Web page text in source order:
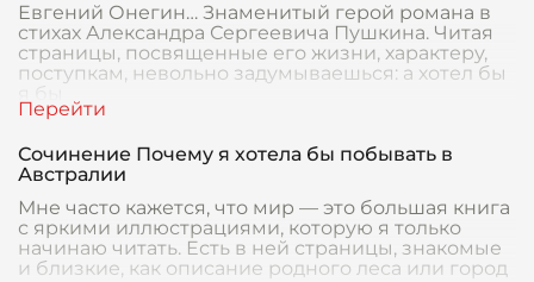
Евгений Онегин… Знаменитый герой романа в
стихах Александра Сергеевича Пушкина. Читая
страницы, посвященные его жизни, характеру,
поступкам, невольно задумываешься: а хотел бы
я бы
Сочинение Почему я хотела бы побывать в
Австралии
Мне часто кажется, что мир — это большая книга
с яркими иллюстрациями, которую я только
начинаю читать. Есть в ней страницы, знакомые
и близкие, как описание родного леса или город